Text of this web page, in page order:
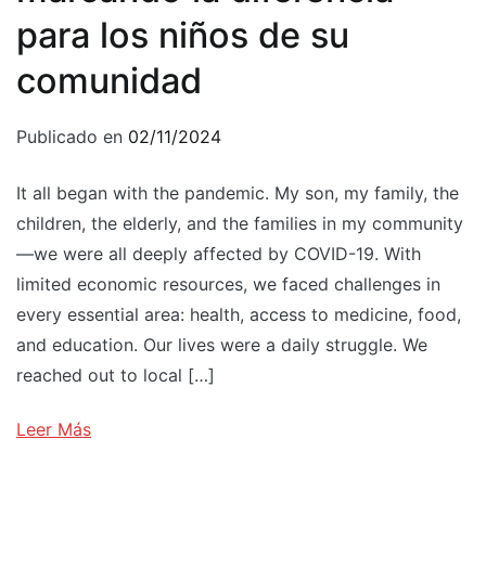
para los niños de su
comunidad
Publicado en 02/11/2024
It all began with the pandemic. My son, my family, the
children, the elderly, and the families in my community
—we were all deeply affected by COVID-19. With
limited economic resources, we faced challenges in
every essential area: health, access to medicine, food,
and education. Our lives were a daily struggle. We
reached out to local […]
Leer Más